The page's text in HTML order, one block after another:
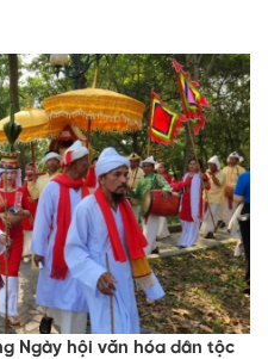
Ngày hội văn hóa dân tộc